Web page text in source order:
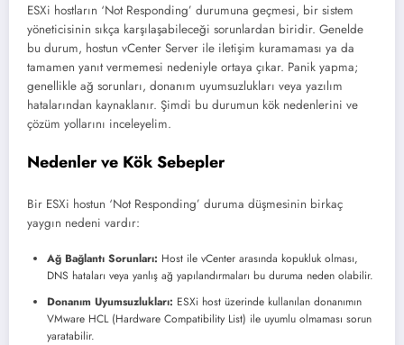
ESXi hostların ‘Not Responding’ durumuna geçmesi, bir sistem
yöneticisinin sıkça karşılaşabileceği sorunlardan biridir. Genelde
bu durum, hostun vCenter Server ile iletişim kuramaması ya da
tamamen yanıt vermemesi nedeniyle ortaya çıkar. Panik yapma;
genellikle ağ sorunları, donanım uyumsuzlukları veya yazılım
hatalarından kaynaklanır. Şimdi bu durumun kök nedenlerini ve
çözüm yollarını inceleyelim.
Nedenler ve Kök Sebepler
Bir ESXi hostun ‘Not Responding’ duruma düşmesinin birkaç
yaygın nedeni vardır:
Ağ Bağlantı Sorunları: Host ile vCenter arasında kopukluk olması,
DNS hataları veya yanlış ağ yapılandırmaları bu duruma neden olabilir.
Donanım Uyumsuzlukları: ESXi host üzerinde kullanılan donanımın
VMware HCL (Hardware Compatibility List) ile uyumlu olmaması sorun
yaratabilir.